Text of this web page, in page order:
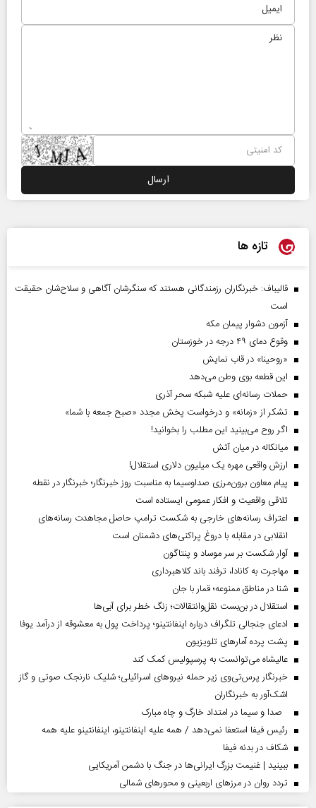
تازه ها
قالیباف: خبرنگاران رزمندگانی هستند که سنگرشان آگاهی و سلاح‌شان حقیقت
است
آزمون دشوار پیمان مکه
وقوع دمای ۴۹ درجه در خوزستان
«روحینا» در قاب نمایش
این قطعه بوی وطن می‌دهد
حملات رسانه‌ای علیه شبکه سحر آذری
تشکر از «زمانه» و درخواست پخش مجدد «صبح جمعه با شما»
اگر روح می‌بینید این مطلب را بخوانید!
میانکاله در میان آتش
ارزش واقعی مهره یک میلیون دلاری استقلال!
پیام معاون برون‌مرزی صداوسیما به مناسبت روز خبرنگار؛ خبرنگار در نقطه
تلاقی واقعیت و افکار عمومی ایستاده است
اعتراف رسانه‌های خارجی به شکست ترامپ حاصل مجاهدت رسانه‌های
انقلابی در مقابله با دروغ پراکنی‌های دشمنان است
آوار شکست بر سر موساد و پنتاگون
مهاجرت به کانادا، ترفند باند کلاهبرداری
شنا در مناطق ممنوعه؛ قمار با جان
استقلال در بن‌بست نقل‌وانتقالات؛ زنگ خطر برای آبی‌ها
ادعای جنجالی تلگراف درباره اینفانتینو؛ پرداخت پول به معشوقه از درآمد یوفا
پشت پرده آمارهای تلویزیون
عالیشاه می‌توانست به پرسپولیس کمک کند
خبرنگار پرس‌تی‌وی زیر حمله نیروهای اسرائیلی؛ شلیک نارنجک صوتی و گاز
اشک‌آور به خبرنگاران
صدا و سیما در امتداد خارگ و چاه مبارک
رئیس فیفا استعفا نمی‌دهد / همه علیه اینفانتینو، اینفانتینو علیه همه
شکاف در بدنه فیفا
ببینید | غنیمت بزرگ ایرانی‌ها در جنگ با دشمن آمریکایی
تردد روان در مرزهای اربعینی و محورهای شمالی